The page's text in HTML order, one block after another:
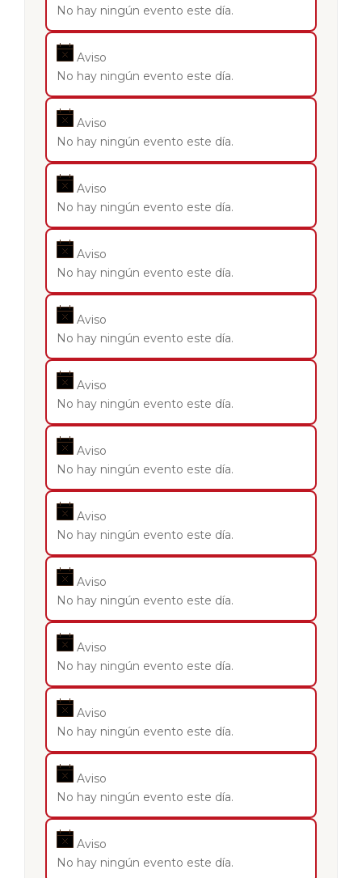
No hay ningún evento este día.
Aviso
No hay ningún evento este día.
Aviso
No hay ningún evento este día.
Aviso
No hay ningún evento este día.
Aviso
No hay ningún evento este día.
Aviso
No hay ningún evento este día.
Aviso
No hay ningún evento este día.
Aviso
No hay ningún evento este día.
Aviso
No hay ningún evento este día.
Aviso
No hay ningún evento este día.
Aviso
No hay ningún evento este día.
Aviso
No hay ningún evento este día.
Aviso
No hay ningún evento este día.
Aviso
No hay ningún evento este día.